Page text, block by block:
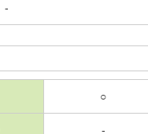
-
○
-